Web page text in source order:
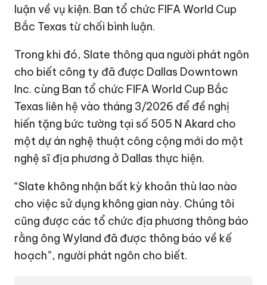
luận về vụ kiện. Ban tổ chức FIFA World Cup
Bắc Texas từ chối bình luận.
Trong khi đó, Slate thông qua người phát ngôn
cho biết công ty đã được Dallas Downtown
Inc. cùng Ban tổ chức FIFA World Cup Bắc
Texas liên hệ vào tháng 3/2026 để đề nghị
hiến tặng bức tường tại số 505 N Akard cho
một dự án nghệ thuật công cộng mới do một
nghệ sĩ địa phương ở Dallas thực hiện.
“Slate không nhận bất kỳ khoản thù lao nào
cho việc sử dụng không gian này. Chúng tôi
cũng được các tổ chức địa phương thông báo
rằng ông Wyland đã được thông báo về kế
hoạch”, người phát ngôn cho biết.